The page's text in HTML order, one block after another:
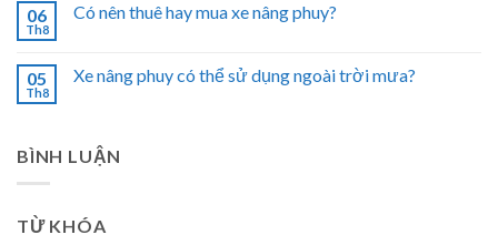
06
Th8
Có nên thuê hay mua xe nâng phuy?
05
Th8
Xe nâng phuy có thể sử dụng ngoài trời mưa?
BÌNH LUẬN
TỪ KHÓA